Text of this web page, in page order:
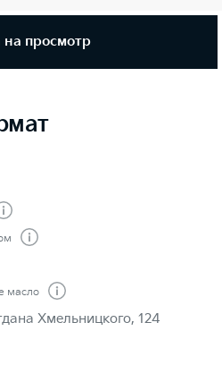
на просмотр
масло
Хмельницкого, 124